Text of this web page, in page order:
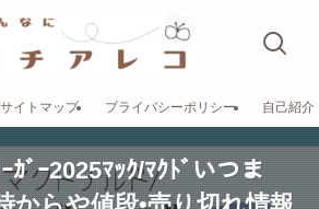
サイトマップ プライバシーポリシー 自己紹介
ｶﾞｰ2025ﾏｯｸ/ﾏｸﾄﾞいつま